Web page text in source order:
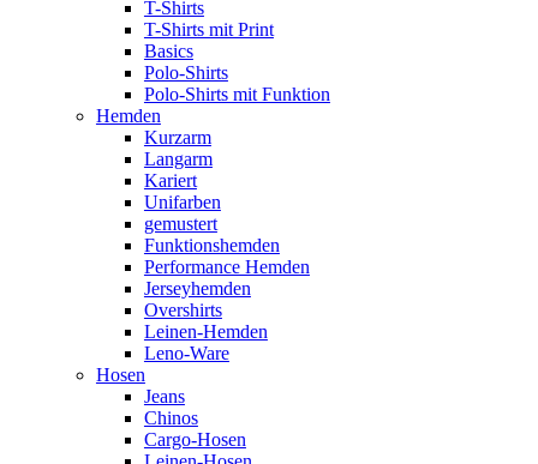
T-Shirts
T-Shirts mit Print
Basics
Polo-Shirts
Polo-Shirts mit Funktion
Hemden
Kurzarm
Langarm
Kariert
Unifarben
gemustert
Funktionshemden
Performance Hemden
Jerseyhemden
Overshirts
Leinen-Hemden
Leno-Ware
Hosen
Jeans
Chinos
Cargo-Hosen